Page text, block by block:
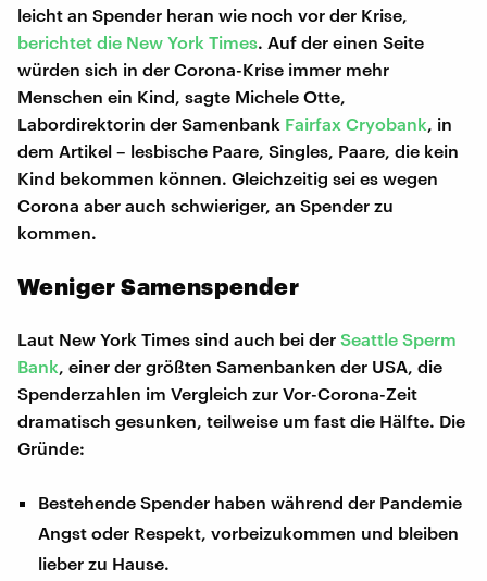
leicht an Spender heran wie noch vor der Krise,
berichtet die New York Times. Auf der einen Seite
würden sich in der Corona-Krise immer mehr
Menschen ein Kind, sagte Michele Otte,
Labordirektorin der Samenbank Fairfax Cryobank , in
dem Artikel – lesbische Paare, Singles, Paare, die kein
Kind bekommen können. Gleichzeitig sei es wegen
Corona aber auch schwieriger, an Spender zu
kommen.
Weniger Samenspender
Laut New York Times sind auch bei der Seattle Sperm
Bank , einer der größten Samenbanken der USA, die
Spenderzahlen im Vergleich zur Vor-Corona-Zeit
dramatisch gesunken, teilweise um fast die Hälfte. Die
Gründe:
Bestehende Spender haben während der Pandemie
Angst oder Respekt, vorbeizukommen und bleiben
lieber zu Hause.